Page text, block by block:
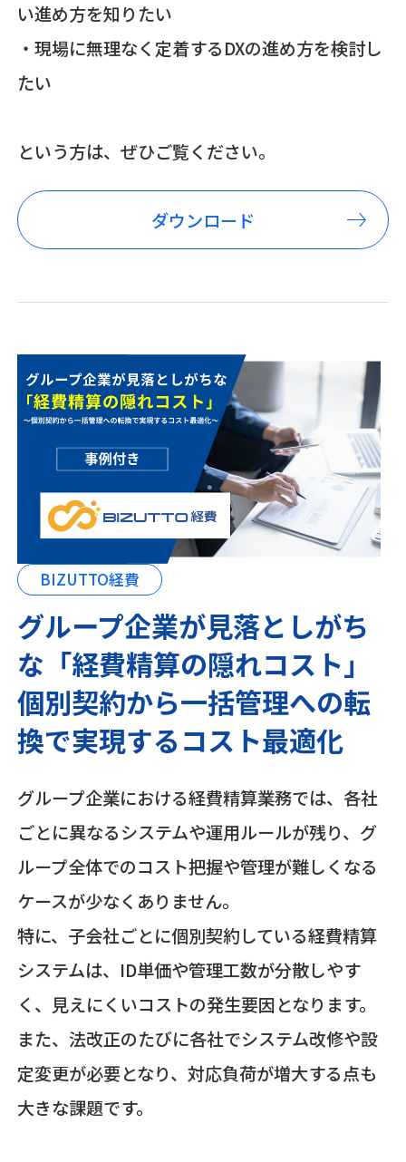
い進め方を知りたい
・現場に無理なく定着するDXの進め方を検討し
たい
という方は、ぜひご覧ください。
ダウンロード
BIZUTTO経費
グループ企業が見落としがち
な「経費精算の隠れコスト」
個別契約から一括管理への転
換で実現するコスト最適化
グループ企業における経費精算業務では、各社
ごとに異なるシステムや運用ルールが残り、グ
ループ全体でのコスト把握や管理が難しくなる
ケースが少なくありません。
特に、子会社ごとに個別契約している経費精算
システムは、ID単価や管理工数が分散しやす
く、見えにくいコストの発生要因となります。
また、法改正のたびに各社でシステム改修や設
定変更が必要となり、対応負荷が増大する点も
大きな課題です。